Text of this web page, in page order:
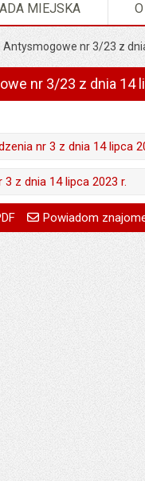
MIEJSKA
Antysmogowe nr 3/23 z
nr 3/23 z dnia 14
nr 3 z dnia 14 lipca
z dnia 14 lipca 2023 r.
Powiadom znajomego
Twoje imię i nazwiskoPole
Powiadom